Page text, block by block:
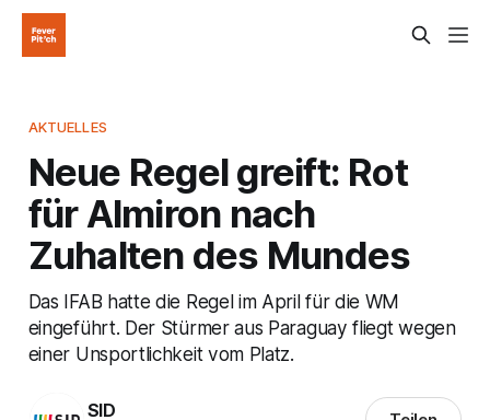
AKTUELLES
Neue Regel greift: Rot
für Almiron nach
Zuhalten des Mundes
Das IFAB hatte die Regel im April für die WM
eingeführt. Der Stürmer aus Paraguay fliegt wegen
einer Unsportlichkeit vom Platz.
SID